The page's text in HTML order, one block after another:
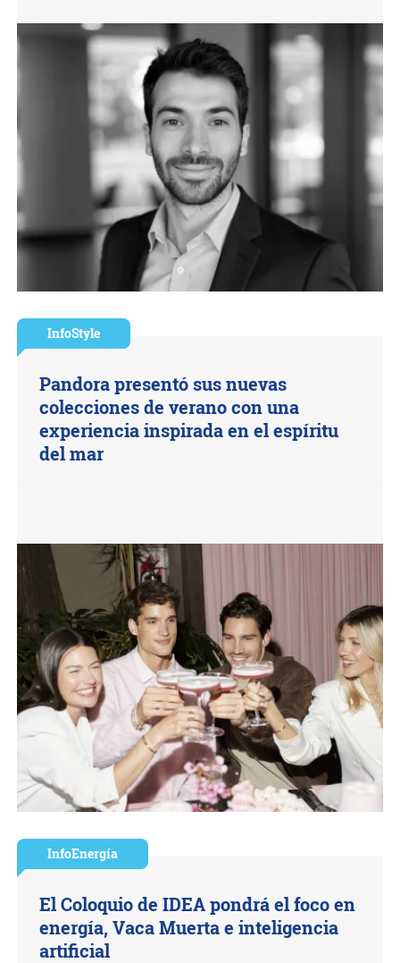
InfoStyle
Pandora presentó sus nuevas
colecciones de verano con una
experiencia inspirada en el espíritu
del mar
InfoEnergía
El Coloquio de IDEA pondrá el foco en
energía, Vaca Muerta e inteligencia
artificial